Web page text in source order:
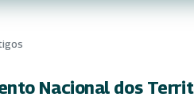
Nacional dos